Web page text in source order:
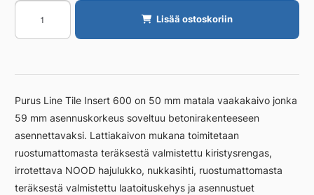
Linjakaivo
PURUS
Tile
600
matala
määrä
Lisää ostoskoriin
Purus Line Tile Insert 600 on 50 mm matala vaakakaivo jonka
59 mm asennuskorkeus soveltuu betonirakenteeseen
asennettavaksi. Lattiakaivon mukana toimitetaan
ruostumattomasta teräksestä valmistettu kiristysrengas,
irrotettava NOOD hajulukko, nukkasihti, ruostumattomasta
teräksestä valmistettu laatoituskehys ja asennustuet